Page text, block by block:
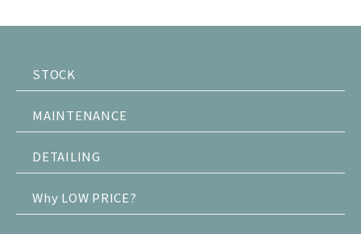
STOCK
MAINTENANCE
DETAILING
Why LOW PRICE?